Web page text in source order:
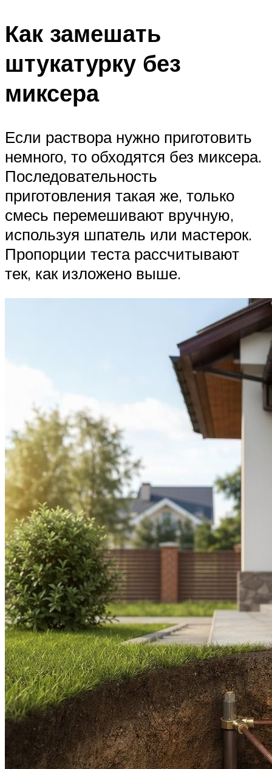
Как замешать
штукатурку без
миксера
Если раствора нужно приготовить
немного, то обходятся без миксера.
Последовательность
приготовления такая же, только
смесь перемешивают вручную,
используя шпатель или мастерок.
Пропорции теста рассчитывают
тек, как изложено выше.